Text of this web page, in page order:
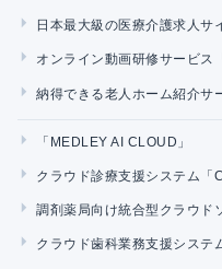
日本最大級の医療介護求人サ
オンライン動画研修サービス
納得できる老人ホーム紹介サ
「MEDLEY AI CLOUD」
クラウド診療支援システム「
調剤薬局向け統合型クラウド
クラウド歯科業務支援システ